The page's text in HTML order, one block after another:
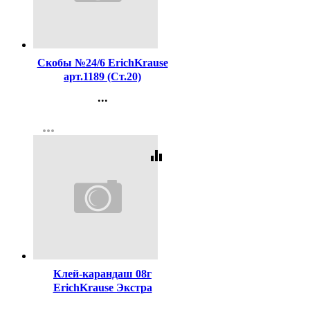
Скобы №24/6 ErichKrause
арт.1189 (Ст.20)
...
Регистрация
more_horiz
equalizer
Клей-карандаш 08г
ErichKrause Экстра